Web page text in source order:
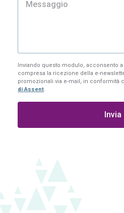
Inviando questo modulo, acconsento
compresa la ricezione della e-
promozionali via e-mail, in conformità
di Assent.